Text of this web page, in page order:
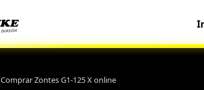
Comprar Zontes G1-125 X online